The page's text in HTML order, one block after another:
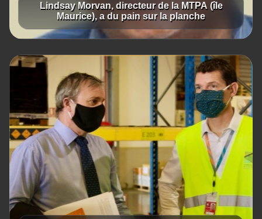
Lindsay Morvan, directeur de la MTPA (île
Maurice), a du pain sur la planche